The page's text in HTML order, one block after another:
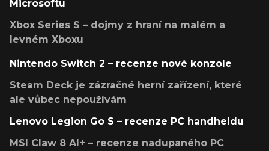
Microsoftu
Xbox Series S – dojmy z hraní na malém a
levném Xboxu
Nintendo Switch 2 – recenze nové konzole
Steam Deck je zázračné herní zařízení, které
ale vůbec nepoužívám
Lenovo Legion Go S – recenze PC handheldu
MSI Claw 8 AI+ – recenze nadupaného PC